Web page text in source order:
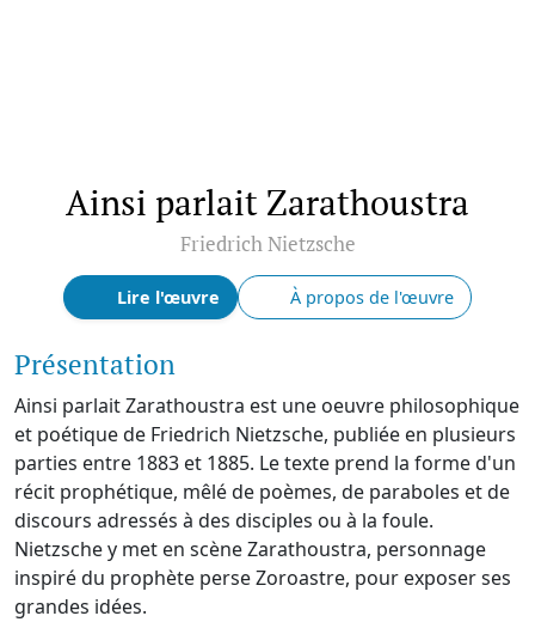
Ainsi parlait Zarathoustra
Friedrich Nietzsche
Lire l'œuvre À propos de l'œuvre
Présentation
Ainsi parlait Zarathoustra est une oeuvre philosophique
et poétique de Friedrich Nietzsche, publiée en plusieurs
parties entre 1883 et 1885. Le texte prend la forme d'un
récit prophétique, mêlé de poèmes, de paraboles et de
discours adressés à des disciples ou à la foule.
Nietzsche y met en scène Zarathoustra, personnage
inspiré du prophète perse Zoroastre, pour exposer ses
grandes idées.